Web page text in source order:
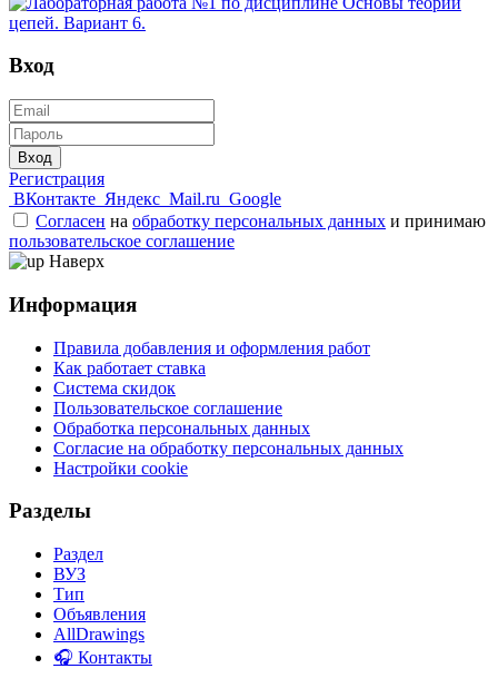
Вход
Вход
Регистрация
ВКонтакте Яндекс Mail.ru Google
Согласен на обработку персональных данных и принимаю
пользовательское соглашение
Наверх
Информация
Правила добавления и оформления работ
Как работает ставка
Система скидок
Пользовательское соглашение
Обработка персональных данных
Согласие на обработку персональных данных
Настройки cookie
Разделы
Раздел
ВУЗ
Тип
Объявления
AllDrawings
🎧 Контакты